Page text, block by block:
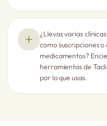
¿Llevas varias
como suscripciones
medicamentos?
herramientas de
por lo que usas.